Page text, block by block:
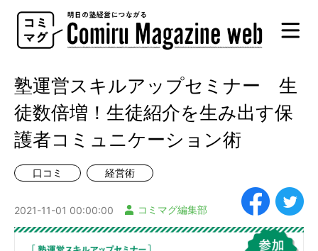
Comiru
Magazine
塾運営スキルアップセミナー 生
徒数倍増！生徒紹介を生み出す保
護者コミュニケーション術
口コミ 経営術
2021-11-01 00:00:00 コミマグ編集部